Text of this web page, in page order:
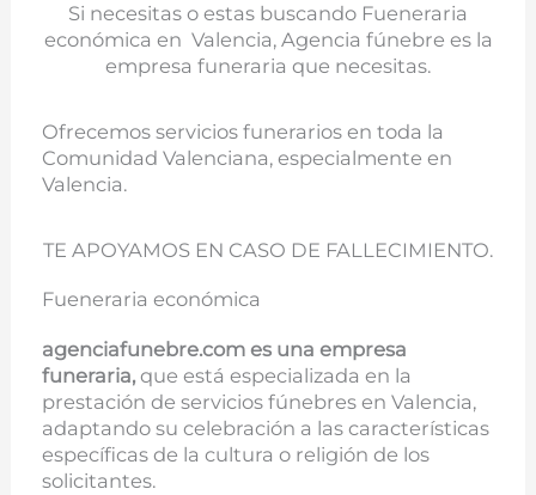
Si necesitas o estas buscando Fueneraria
económica en Valencia, Agencia fúnebre es la
empresa funeraria que necesitas.
Ofrecemos servicios funerarios en toda la
Comunidad Valenciana, especialmente en
Valencia.
TE APOYAMOS EN CASO DE FALLECIMIENTO.
Fueneraria económica
agenciafunebre.com es una empresa
funeraria, que está especializada en la
prestación de servicios fúnebres en Valencia,
adaptando su celebración a las características
específicas de la cultura o religión de los
solicitantes.